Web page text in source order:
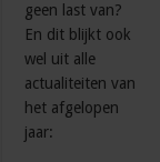
geen last van?
En dit blijkt ook
wel uit alle
actualiteiten van
het afgelopen
jaar: